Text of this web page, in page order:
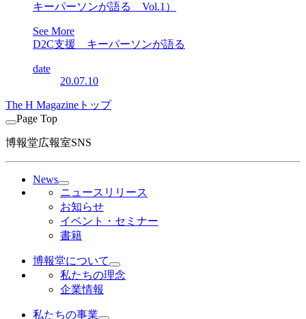
キーパーソンが語る Vol.1）
See More
D2C支援 キーパーソンが語る
date
20.07.10
The H Magazineトップ
Page Top
博報堂広報室SNS
News
ニュースリリース
お知らせ
イベント・セミナー
書籍
博報堂について
私たちの理念
企業情報
私たちの事業